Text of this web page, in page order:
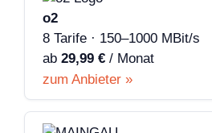
o2
8 Tarife · 150–1000 MBit/s
ab 29,99 € / Monat
zum Anbieter »